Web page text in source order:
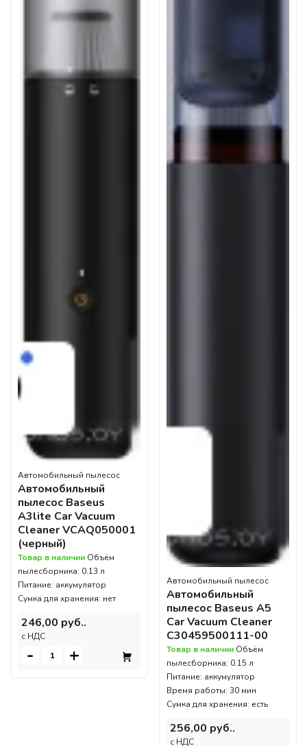
Автомобильный пылесос
Автомобильный
пылесос Baseus
A3lite Car Vacuum
Cleaner VCAQ050001
(черный)
Товар в наличии Объём
пылесборника: 0.13 л
Питание: аккумулятор
Сумка для хранения: нет
246,00 руб..
c НДС
- +
Автомобильный пылесос
Автомобильный
пылесос Baseus A5
Car Vacuum Cleaner
C30459500111-00
Товар в наличии Объём
пылесборника: 0.15 л
Питание: аккумулятор
Время работы: 30 мин
Сумка для хранения: есть
256,00 руб..
c НДС